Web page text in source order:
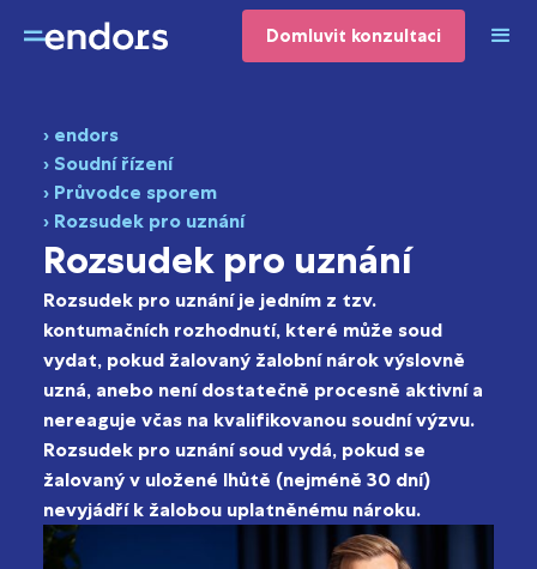
Domluvit konzultaci
› endors
› Soudní řízení
› Průvodce sporem
› Rozsudek pro uznání
Rozsudek pro uznání
Rozsudek pro uznání je jedním z tzv.
kontumačních rozhodnutí, které může soud
vydat, pokud žalovaný žalobní nárok výslovně
uzná, anebo není dostatečně procesně aktivní a
nereaguje včas na kvalifikovanou soudní výzvu.
Rozsudek pro uznání soud vydá, pokud se
žalovaný v uložené lhůtě (nejméně 30 dní)
nevyjádří k žalobou uplatněnému nároku.